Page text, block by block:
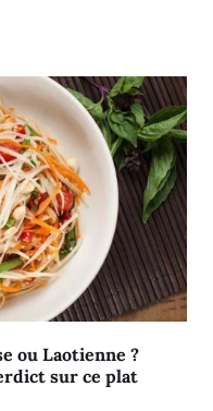
ou Laotienne ?
sur ce plat